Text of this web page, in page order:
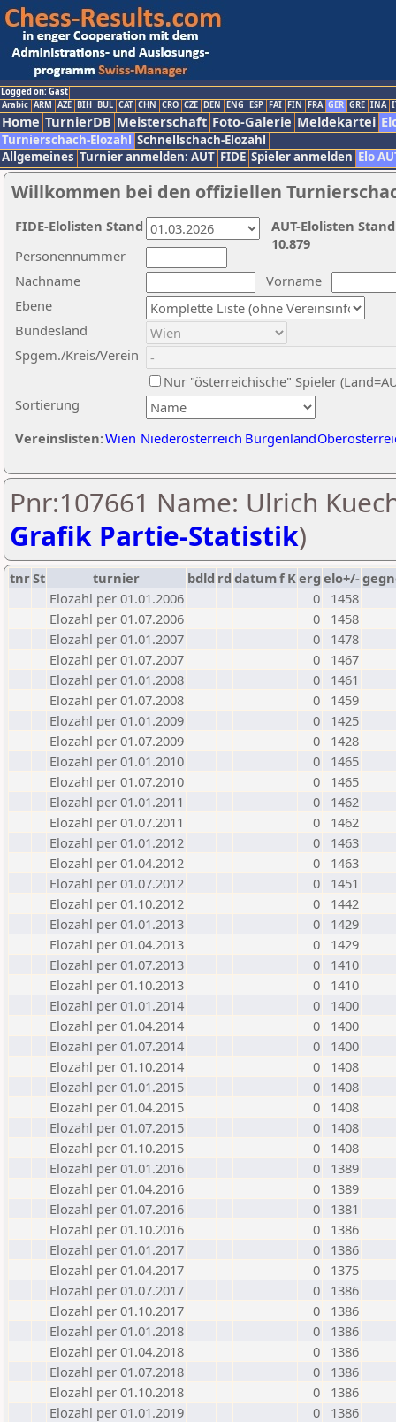
Logged on: Gast
Arabic ARM AZE BIH BUL CAT CHN CRO CZE DEN ENG ESP FAI FIN FRA GER GRE INA
Home TurnierDB Meisterschaft Foto-Galerie Meldekartei
Turnierschach-Elozahl Schnellschach-Elozahl
Allgemeines Turnier anmelden: AUT FIDE Spieler anmelden Elo
Willkommen bei den offiziellen
Nachname
Vorname
Ebene
Sortierung
Personennummer
Bundesland
Spgem./Kreis/Verein
Nur "österreichische" Spieler
Vereinslisten:Wien Niederösterreich Burgenland
AUT-Elolisten
10.879
FIDE-Elolisten Stand
Pnr:107661 Name: Ulrich
Grafik Partie-Statistik)
tnrSt turnier bdld rd datumf Kerg elo+/-
Elozahl per 01.01.2006
0
1458
Elozahl per 01.07.2006
0
1458
Elozahl per 01.01.2007
0
1478
Elozahl per 01.07.2007
0
1467
Elozahl per 01.01.2008
0
1461
Elozahl per 01.07.2008
0
1459
Elozahl per 01.01.2009
0
1425
Elozahl per 01.07.2009
0
1428
Elozahl per 01.01.2010
0
1465
Elozahl per 01.07.2010
0
1465
Elozahl per 01.01.2011
0
1462
Elozahl per 01.07.2011
0
1462
Elozahl per 01.01.2012
0
1463
Elozahl per 01.04.2012
0
1463
Elozahl per 01.07.2012
0
1451
Elozahl per 01.10.2012
0
1442
Elozahl per 01.01.2013
0
1429
Elozahl per 01.04.2013
0
1429
Elozahl per 01.07.2013
0
1410
Elozahl per 01.10.2013
0
1410
Elozahl per 01.01.2014
0
1400
Elozahl per 01.04.2014
0
1400
Elozahl per 01.07.2014
0
1400
Elozahl per 01.10.2014
0
1408
Elozahl per 01.01.2015
0
1408
Elozahl per 01.04.2015
0
1408
Elozahl per 01.07.2015
0
1408
Elozahl per 01.10.2015
0
1408
Elozahl per 01.01.2016
0
1389
Elozahl per 01.04.2016
0
1389
Elozahl per 01.07.2016
0
1381
Elozahl per 01.10.2016
0
1386
Elozahl per 01.01.2017
0
1386
Elozahl per 01.04.2017
0
1375
Elozahl per 01.07.2017
0
1386
Elozahl per 01.10.2017
0
1386
Elozahl per 01.01.2018
0
1386
Elozahl per 01.04.2018
0
1386
Elozahl per 01.07.2018
0
1386
Elozahl per 01.10.2018
0
1386
Elozahl per 01.01.2019
0
1386